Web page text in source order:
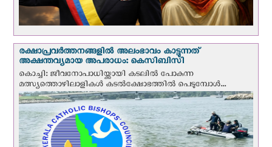
രക്ഷാപ്രവര്‍ത്തനങ്ങളില്‍ അലംഭാവം കാട്ടുന്നത്
അക്ഷന്തവ്യമായ അപരാധം: കെസിബിസി
കൊച്ചി: ജീവനോപാധിയ്ക്കായി കടലില്‍ പോകുന്ന
മത്സ്യത്തൊഴിലാളികള്‍ കടല്‍ക്ഷോഭത്തില്‍ പെടുമ്പോള്‍...